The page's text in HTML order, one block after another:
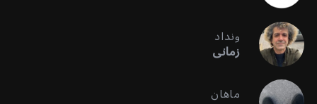
ونداد
زمانی
ماهان